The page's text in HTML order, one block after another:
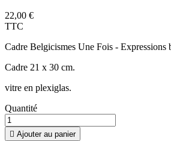
22,00 €
TTC
Cadre Belgicismes Une Fois - Expressions
Cadre 21 x 30 cm.
vitre en plexiglas.
Quantité
 Ajouter au panier